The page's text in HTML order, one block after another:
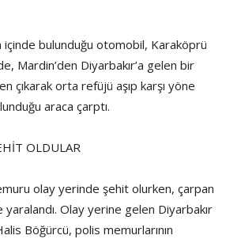
içinde bulunduğu otomobil, Karaköprü
Mardin’den Diyarbakır’a gelen bir
çıkarak orta refüjü aşıp karşı yöne
araca çarptı.
OLDULAR
olay yerinde şehit olurken, çarpan
yaralandı. Olay yerine gelen Diyarbakır
Böğürcü, polis memurlarının